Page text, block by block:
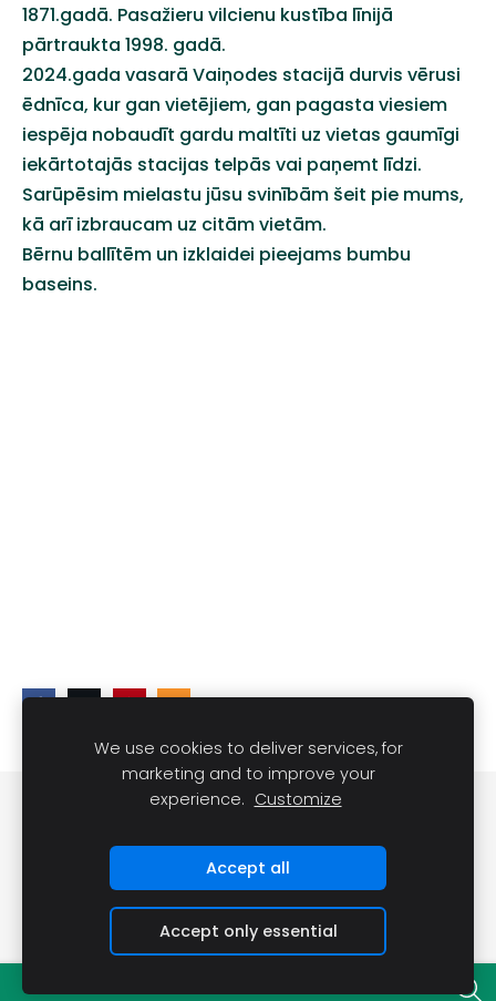
1871.gadā. Pasažieru vilcienu kustība līnijā
pārtraukta 1998. gadā.
2024.gada vasarā Vaiņodes stacijā durvis vērusi
ēdnīca, kur gan vietējiem, gan pagasta viesiem
iespēja nobaudīt gardu maltīti uz vietas gaumīgi
iekārtotajās stacijas telpās vai paņemt līdzi.
Sarūpēsim mielastu jūsu svinībām šeit pie mums,
kā arī izbraucam uz citāmvietām.
Bērnu ballītēm un izklaidei pieejams bumbu
baseins.
DARĪT UN REDZĒT Sīkdatnes
We use cookies to deliver services, for
marketing and to improve your
experience. Customize
Accept all
Accept only essential